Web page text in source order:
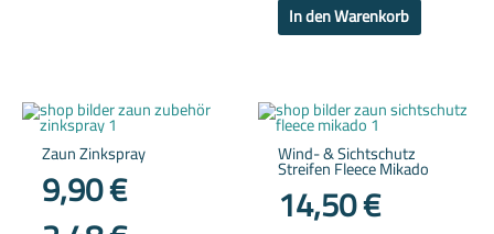
In den Warenkorb
Zaun Zinkspray
9,90€
Dieses
Produkt
Wind- & Sichtschutz
Streifen Fleece Mikado
14,50€
Dieses
Produkt